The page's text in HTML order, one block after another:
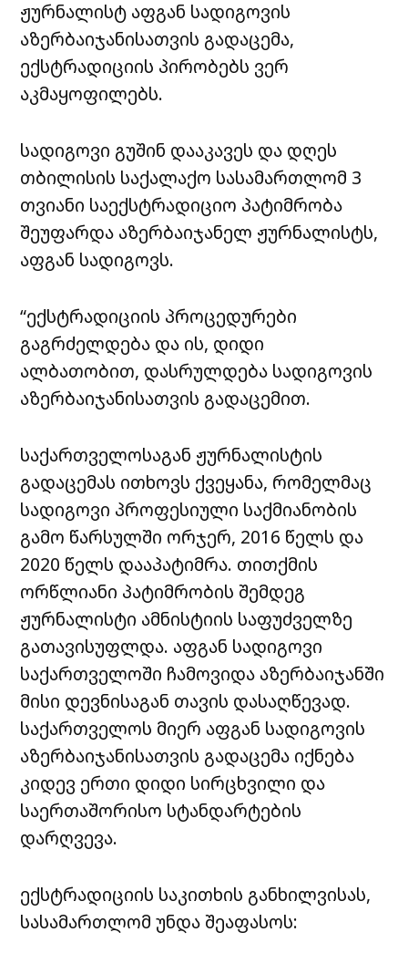
ჟურნალისტ აფგან სადიგოვის
აზერბაიჯანისათვის გადაცემა,
ექსტრადიციის პირობებს ვერ
აკმაყოფილებს.
სადიგოვი გუშინ დააკავეს და დღეს
თბილისის საქალაქო სასამართლომ 3
თვიანი საექსტრადიციო პატიმრობა
შეუფარდა აზერბაიჯანელ ჟურნალისტს,
აფგან სადიგოვს.
“ექსტრადიციის პროცედურები
გაგრძელდება და ის, დიდი
ალბათობით, დასრულდება სადიგოვის
აზერბაიჯანისათვის გადაცემით.
საქართველოსაგან ჟურნალისტის
გადაცემას ითხოვს ქვეყანა, რომელმაც
სადიგოვი პროფესიული საქმიანობის
გამო წარსულში ორჯერ, 2016 წელს და
2020 წელს დააპატიმრა. თითქმის
ორწლიანი პატიმრობის შემდეგ
ჟურნალისტი ამნისტიის საფუძველზე
გათავისუფლდა. აფგან სადიგოვი
საქართველოში ჩამოვიდა აზერბაიჯანში
მისი დევნისაგან თავის დასაღწევად.
საქართველოს მიერ აფგან სადიგოვის
აზერბაიჯანისათვის გადაცემა იქნება
კიდევ ერთი დიდი სირცხვილი და
საერთაშორისო სტანდარტების
დარღვევა.
ექსტრადიციის საკითხის განხილვისას,
სასამართლომ უნდა შეაფასოს: